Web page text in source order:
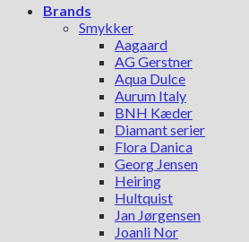
Brands
Smykker
Aagaard
AG Gerstner
Aqua Dulce
Aurum Italy
BNH Kæder
Diamant serier
Flora Danica
Georg Jensen
Heiring
Hultquist
Jan Jørgensen
Joanli Nor